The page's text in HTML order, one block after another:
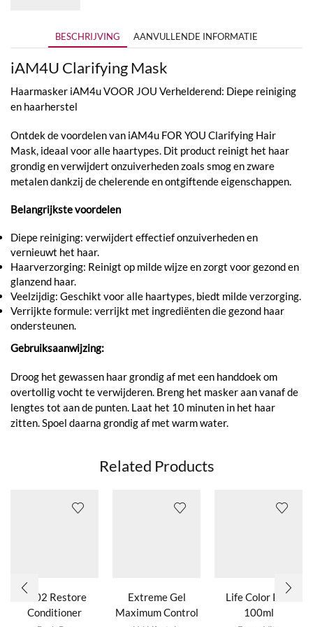
BESCHRIJVING AANVULLENDE INFORMATIE
iAM4U Clarifying Mask
Haarmasker iAM4u VOOR JOU Verhelderend: Diepe reiniging
en haarherstel
Ontdek de voordelen van iAM4u FOR YOU Clarifying Hair
Mask, ideaal voor alle haartypes. Dit product reinigt het haar
grondig en verwijdert onzuiverheden zoals smog en zware
metalen dankzij de chelerende en ontgiftende eigenschappen.
Belangrijkste voordelen
Diepe reiniging: verwijdert effectief onzuiverheden en
vernieuwt het haar.
Haarverzorging: Reinigt op milde wijze en zorgt voor gezond en
glanzend haar.
Veelzijdig: Geschikt voor alle haartypes, biedt milde verzorging.
Verrijkte formule: verrijkt met ingrediënten die gezond haar
ondersteunen.
Gebruiksaanwijzing:
Droog het gewassen haar grondig af met een handdoek om
overtollig vocht te verwijderen. Breng het masker aan vanaf de
lengtes tot aan de punten. Laat het 10 minuten in het haar
zitten. Spoel daarna grondig af met warm water.
Related Products
Nº02 Restore
Conditioner
Dit product
Extreme Gel
Maximum Control
Life Color Plus
100ml
Dit product